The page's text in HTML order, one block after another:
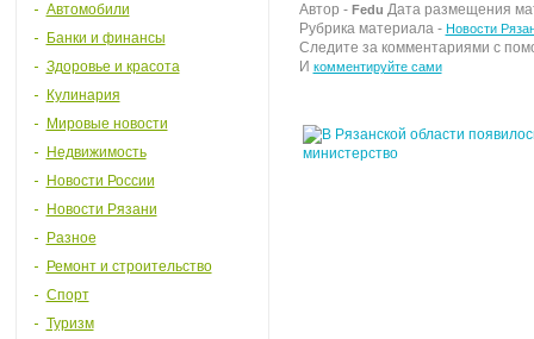
Автомобили
Банки и финансы
Здоровье и красота
Кулинария
Мировые новости
Недвижимость
Новости России
Новости Рязани
Разное
Ремонт и строительство
Спорт
Туризм
Автор - Fedu Дата размещения
Рубрика материала - Новости
Следите за комментариями с
И комментируйте сами